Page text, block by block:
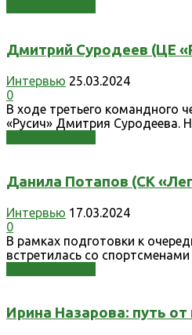
Дмитрий Суродеев (ЦЕ
Интервью 25.03.2024
0
В ходе третьего командного
«Русич» Дмитрия Суродеева.
Данила Потапов (СК
Интервью 17.03.2024
0
В рамках подготовки к
встретилась со
Ирина Назарова: путь